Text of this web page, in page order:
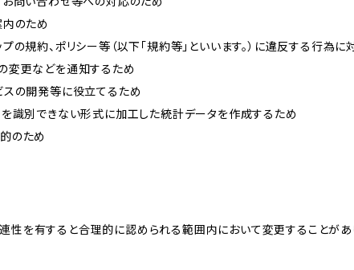
内のため
プの規約、ポリシー等（以下「規約等」といいます。）に違反する行為
変更などを通知するため
スの開発等に役立てるため
を識別できない形式に加工した統計データを作成するため
のため
性を有すると合理的に認められる範囲内において変更することが